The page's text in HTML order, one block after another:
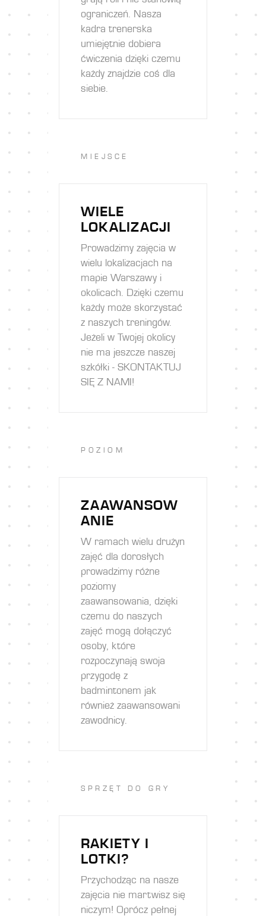
ograniczeń. Nasza
kadra trenerska
umiejętnie dobiera
ćwiczenia dzięki czemu
każdy znajdzie coś dla
siebie.
WIELE
LOKALIZACJI
Prowadzimy zajęcia w
wielu lokalizacjach na
mapie Warszawy i
okolicach. Dzięki czemu
każdy może skorzystać
z naszych treningów.
Jeżeli w Twojej okolicy
nie ma jeszcze naszej
szkółki - SKONTAKTUJ
SIĘ Z NAMI!
MIEJSCE
ZAAWANSOW
ANIE
W ramach wielu drużyn
zajęć dla dorosłych
prowadzimy różne
poziomy
zaawansowania, dzięki
czemu do naszych
zajęć mogą dołączyć
osoby, które
rozpoczynają swoja
przygodę z
badmintonem jak
również zaawansowani
zawodnicy.
POZIOM
RAKIETY I
LOTKI?
Przychodząc na nasze
zajęcia nie martwisz się
niczym! Oprócz pełnej
SPRZĘT DO GRY